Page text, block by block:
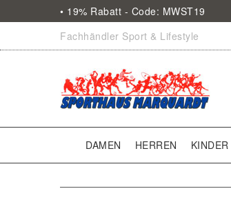
• 19% Rabatt - Code: MWST19
Fachhändler Sport & Lifestyle
DAMEN HERREN KINDER